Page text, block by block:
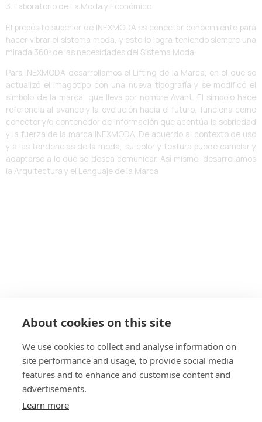
3. Laboratorio de La Moda y Económico.
El propósito superior de INEXMODA es conectar conocimiento para
hacer vibrar el sistema moda, y esto lo logra teniendo siempre una
mirada 360º de las necesidades del Sistema Moda.
Para INEXMODA desarrollamos el Lifting de la Marca, en el que se
actualizó el imagotipo con una nueva tipografía y se modificó el
símbolo de la marca, que lleva por nombre Avant. El símbolo hace
referencia al avance y la evolución hacia el futuro, funciona como
conector y/o contenedor de información que acentúa la sobriedad
y la fuerza de la marca INEXMODA. De acuerdo al contexto de uso
y a las tendencias de la moda, su color y textura puede cambiar y
adaptarse a lo que se desea comunicar. Así mismo, desarrollamos
la Arquitectura y el Lenguaje de la Marca
ALDASBRAND BOGOTÁ
Calle 123 # 7-57 – Of. 801
About cookies on this site
We use cookies to collect and analyse information on
site performance and usage, to provide social media
features and to enhance and customise content and
advertisements.
Learn more